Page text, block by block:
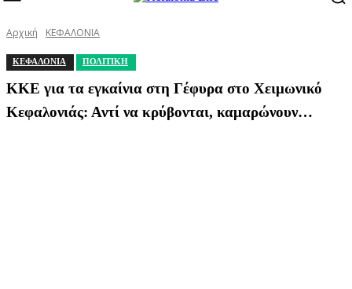
Αρχική ΚΕΦΑΛΟΝΙΑ
ΚΕΦΑΛΟΝΙΑ ΠΟΛΙΤΙΚΗ
ΚΚΕ για τα εγκαίνια στη Γέφυρα στο Χειμωνικό
Κεφαλονιάς: Αντί να κρύβονται, καμαρώνουν…